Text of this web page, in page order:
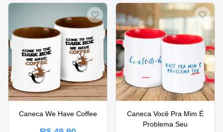
Caneca We Have Coffee
Caneca Você Pra Mim É
Problema Seu